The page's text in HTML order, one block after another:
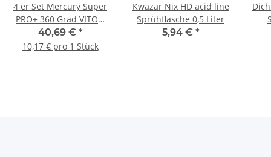
4 er Set Mercury Super
PRO+ 360 Grad VITON
Sprühflasche 1,0 Liter
blau rot gelb grün
40,69 € *
10,17 € pro 1 Stück
Kwazar Nix HD acid line
Sprühflasche 0,5 Liter
5,94 € *